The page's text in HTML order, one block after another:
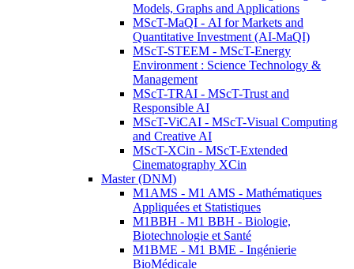
Models, Graphs and Applications
MScT-MaQI - AI for Markets and
Quantitative Investment (AI-MaQI)
MScT-STEEM - MScT-Energy
Environment : Science Technology &
Management
MScT-TRAI - MScT-Trust and
Responsible AI
MScT-ViCAI - MScT-Visual Computing
and Creative AI
MScT-XCin - MScT-Extended
Cinematography XCin
Master (DNM)
M1AMS - M1 AMS - Mathématiques
Appliquées et Statistiques
M1BBH - M1 BBH - Biologie,
Biotechnologie et Santé
M1BME - M1 BME - Ingénierie
BioMédicale